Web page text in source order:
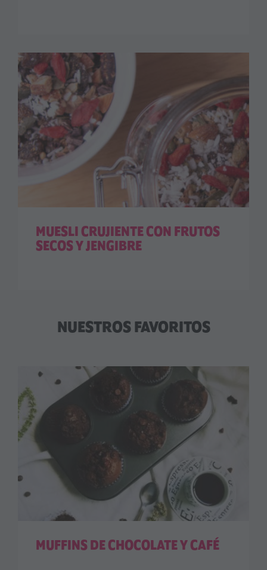
MUESLI CRUJIENTE CON FRUTOS
SECOS Y JENGIBRE
NUESTROS FAVORITOS
MUFFINS DE CHOCOLATE Y CAFÉ